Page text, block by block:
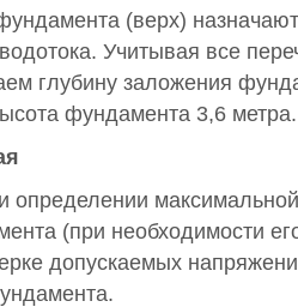
(верх)
Учитывая все
глубину заложения
фундамента 3,6 метра.
определении
(при необходимости
допускаемых